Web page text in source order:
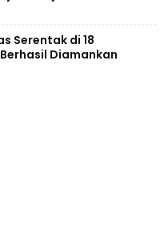
Serentak di 18
Diamankan